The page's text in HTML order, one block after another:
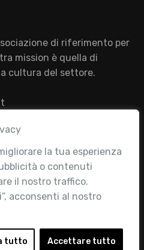
la tua esperienza
o contenuti
il nostro traffico.
acconsenti al nostro
tutto Accettare tutto
di riferimento per
mission è quella di
cultura del settore.